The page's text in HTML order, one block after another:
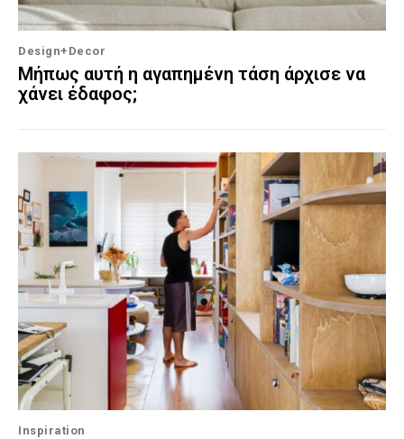
Design+Decor
Μήπως αυτή η αγαπημένη τάση άρχισε να
χάνει έδαφος;
Inspiration